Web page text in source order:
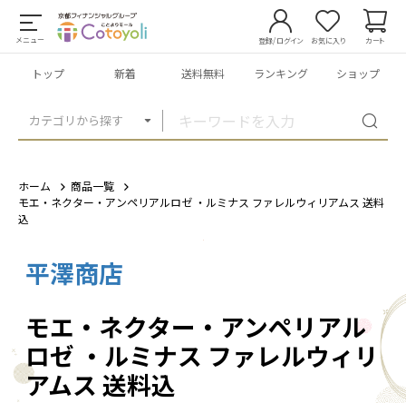
メニュー
カテゴリから探す
登録/ログイン お気に入り カート
トップ 新着 送料無料 ランキング ショップ
ホーム
商品一覧
モエ・ネクター・アンペリアルロゼ ・ルミナス ファレルウィリアムス 送料
込
平澤商店
モエ・ネクター・アンペリアル
ロゼ ・ルミナス ファレルウィリ
アムス 送料込